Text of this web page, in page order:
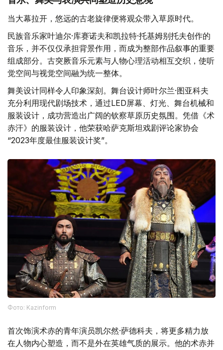
当大幕拉开，悠远的古老旋律便将观众带入草原时代。
民族音乐家叶迪尔·库赛诺夫和凯拉特·托基姆别托夫创作的
音乐，并不仅仅承担背景作用，而成为整部作品叙事的重要
组成部分。古突厥音乐元素与人物心理活动相互交织，使听
觉空间与视觉空间融为统一整体。
舞美设计同样令人印象深刻。舞台设计师叶尔兰·图亚科夫
充分利用现代剧场技术，通过LED屏幕、灯光、舞台机械和
服装设计，成功营造出广阔的钦察草原历史氛围。凭借《术
赤汗》的服装设计，他荣获哈萨克斯坦戏剧评论家协会
“2023年度最佳服装设计奖”。
Фото: Kazinform
首次饰演术赤的青年演员凯尔然·萨德科夫，将更多精力放
在人物内心塑造，而不是外在英雄气质的展示。他的术赤并